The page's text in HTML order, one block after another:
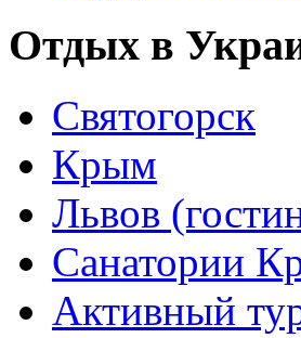
Отдых в
Святогорск
Крым
Львов
Санатории
Активный